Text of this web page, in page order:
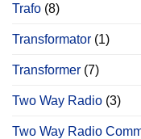
Trafo (8)
Transformator (1)
Transformer (7)
Two Way Radio (3)
Two Way Radio